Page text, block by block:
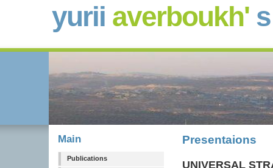
yurii averboukh'
Main
Publications
Presentaions
UNIVERSAL